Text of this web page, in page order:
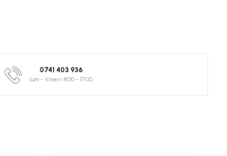
0741 403 936
Luni - Vineri: 8:00 - 17:00